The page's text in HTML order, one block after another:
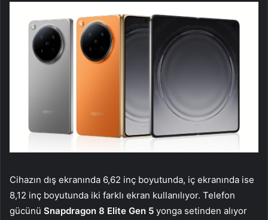
Cihazın dış ekranında 6,62 inç boyutunda, iç ekranında ise
8,12 inç boyutunda iki farklı ekran kullanılıyor. Telefon
gücünü Snapdragon 8 Elite Gen 5 yonga setinden alıyor